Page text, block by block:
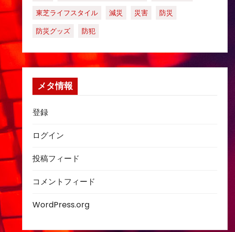
東芝ライフスタイル
減災 災害
防災
防災グッズ
防犯
メタ情報
登録
ログイン
投稿フィード
コメントフィード
WordPress.org